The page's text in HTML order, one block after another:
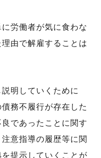
労働者が気に食わな
由で解雇することは
明していくために
務不履行が存在した
であったことに関す
意指導の履歴等に関
提示していくことが